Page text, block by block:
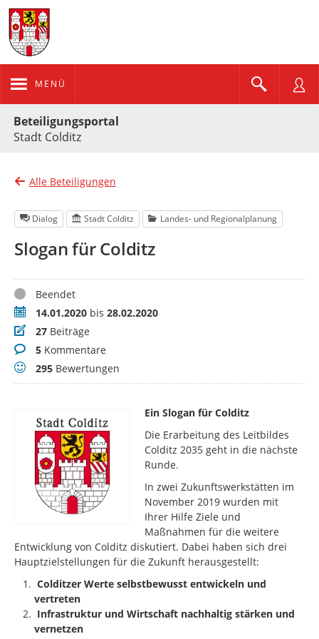
MENÜ
Beteiligungsportal
Stadt Colditz
Alle Beteiligungen
Dialog Stadt Colditz Landes- und Regionalplanung
Slogan für Colditz
StatusBeendet
Zeitraum14.01.2020 bis 28.02.2020
Beiträge
27 Beiträge
Kommentare
5 Kommentare
Bewertungen
295 Bewertungen
Ein Slogan für Colditz
Die Erarbeitung des Leitbildes
Colditz 2035 geht in die nächste
Runde.
In zwei Zukunftswerkstätten im
November 2019 wurden mit
Ihrer Hilfe Ziele und
Maßnahmen für die weitere
Entwicklung von Colditz diskutiert. Dabei haben sich drei
Hauptzielstellungen für die Zukunft herausgestellt:
Colditzer Werte selbstbewusst entwickeln und
vertreten
Infrastruktur und Wirtschaft nachhaltig stärken und
vernetzen